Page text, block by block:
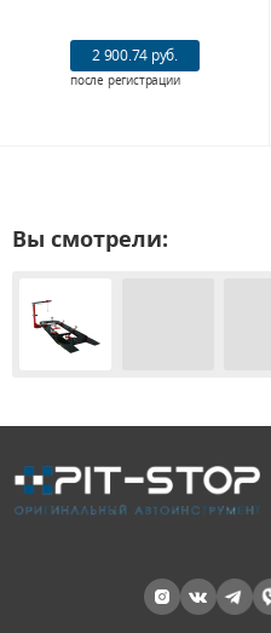
2 900.74 руб.
после регистрации
Вы смотрели: